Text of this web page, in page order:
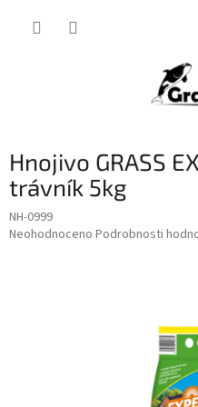
Hnojivo GRASS
trávník 5kg
NH-0999
Průměrné
Neohodnoceno Podrobnosti